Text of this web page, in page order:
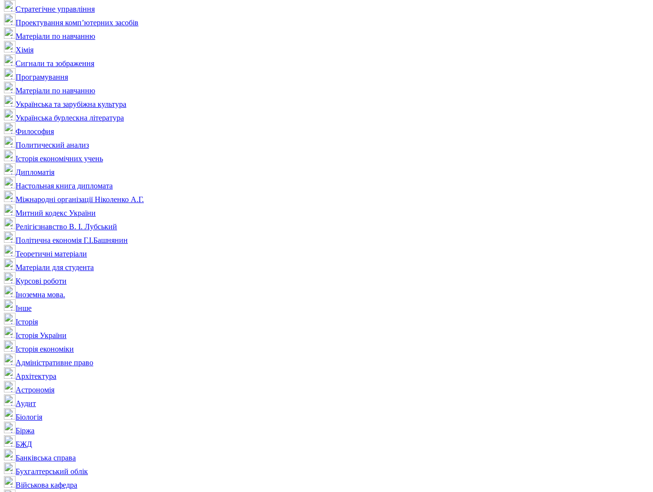
Стратегічне управління
Проектування комп’ютерних засобів
Матеріали по навчанню
Хімія
Сигнали та зображення
Програмування
Матеріали по навчанню
Українська та зарубіжна культура
Українська бурлескна література
Философия
Политический анализ
Історія економічних учень
Дипломатія
Настольная книга дипломата
Міжнародні організації Ніколенко А.Г.
Митний кодекс України
Релігієзнавство В. І. Лубський
Політична економія Г.І.Башнянин
Теоретичні матеріали
Матеріали для студента
Курсові роботи
Іноземна мова.
Інше
Історія
Історія України
Історія економіки
Адміністративне право
Архітектура
Астрономія
Аудит
Біологія
Біржа
БЖД
Банківська справа
Бухгалтерський облік
Військова кафедра